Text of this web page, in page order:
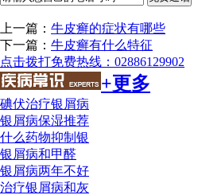
上一篇： 牛皮癣的症状有哪些
下一篇： 牛皮癣有什么特征
点击拨打免费热线：02886129902
+更多
碘伏治疗银屑病
银屑病保湿推荐
什么药物抑制银
银屑病和甲醛
银屑病两年不好
治疗银屑病和灰